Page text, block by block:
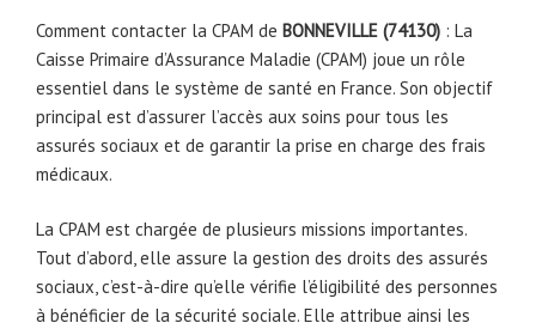
Comment contacter la CPAM de BONNEVILLE (74130) : La
Caisse Primaire d’Assurance Maladie (CPAM) joue un rôle
essentiel dans le système de santé en France. Son objectif
principal est d’assurer l’accès aux soins pour tous les
assurés sociaux et de garantir la prise en charge des frais
médicaux.
La CPAM est chargée de plusieurs missions importantes.
Tout d’abord, elle assure la gestion des droits des assurés
sociaux, c’est-à-dire qu’elle vérifie l’éligibilité des personnes
à bénéficier de la sécurité sociale. Elle attribue ainsi les